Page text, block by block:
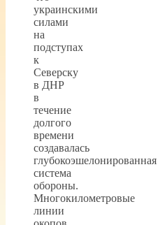
украинскими
силами
на
подступах
к
Северску
в ДНР
в
течение
долгого
времени
создавалась
глубокоэшелонированная
система
обороны.
Многокилометровые
линии